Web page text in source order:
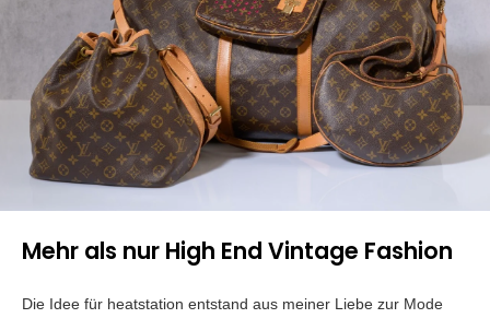
Mehr als nur High End Vintage Fashion
Die Idee für heatstation entstand aus meiner Liebe zur Mode